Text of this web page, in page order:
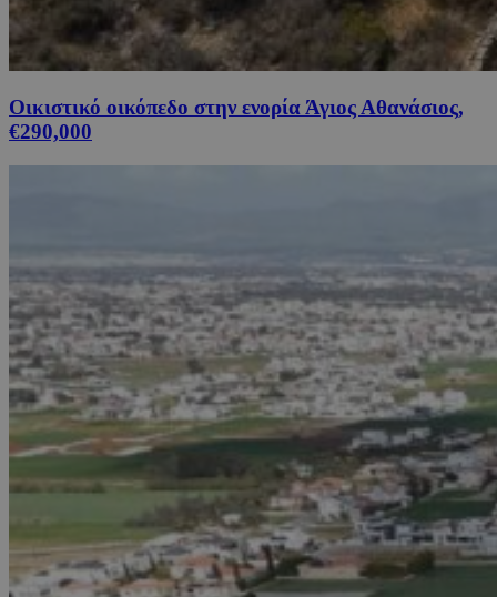
Οικιστικό οικόπεδο στην ενορία Άγιος Αθανάσιος,
€290,000